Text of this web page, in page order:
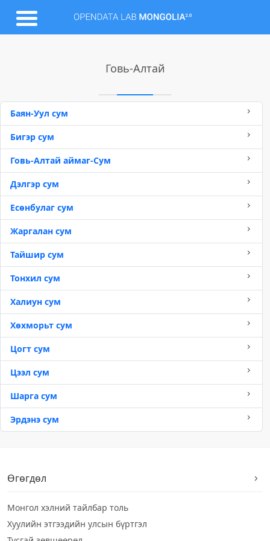
Говь-Алтай
Баян-Уул сум
Бигэр сум
Говь-Алтай аймаг-Сум
Дэлгэр сум
Есөнбулаг сум
Жаргалан сум
Тайшир сум
Тонхил сум
Халиун сум
Хөхморьт сум
Цогт сум
Цээл сум
Шарга сум
Эрдэнэ сум
Өгөгдөл
Монгол хэлний тайлбар толь
Хуулийн этгээдийн улсын бүртгэл